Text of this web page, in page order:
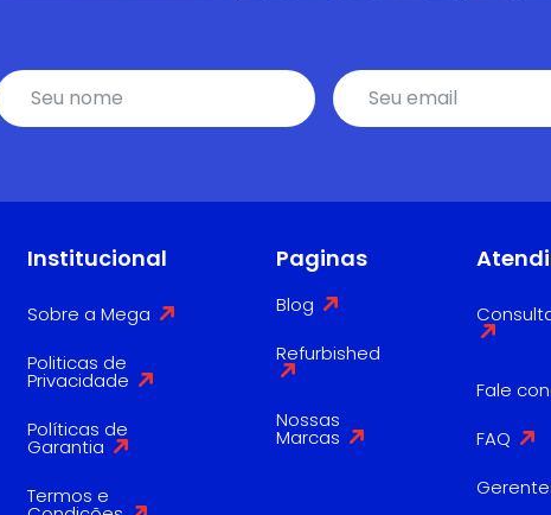
Institucional
Sobre a Mega
Politicas de
Privacidade
Políticas de
Garantia
Termos e
Paginas
Blog
Refurbished
Nossas
Marcas
Fale
FAQ